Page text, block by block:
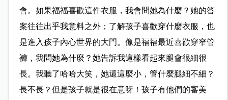
會。如果福福喜歡這件衣服，我會問她為什麼？她的答
案往往出乎我意料之外；了解孩子喜歡穿什麼衣服，也
是進入孩子內心世界的大門。像是福福最近喜歡穿窄管
褲，我問她為什麼？她告訴我這樣看起來腿會很細很
長。我聽了哈哈大笑，她還這麼小，管什麼腿細不細？
長不長？但是孩子就是很在意呀！孩子有他們的審美